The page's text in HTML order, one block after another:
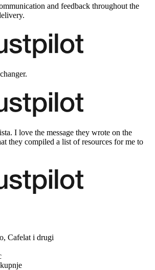
and feedback throughout the
I love the message they wrote on the
they compiled a list of resources for me to
Cafelat i drugi